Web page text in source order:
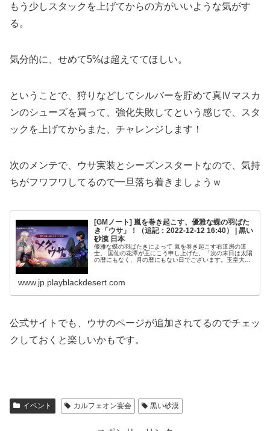
もう少しスタックを上げてからの方がいいような気がす
る。
気分的に、せめて5%は超えててほしい。
ということで、狩りなどしてシルバーを貯めて真Ⅳマスカ
ンのシューズを買って、強化失敗してという感じで、スタ
ックを上げてからまた、チャレンジします！
次のメンテで、ウサ実装とシーズンスタートなので、気持
ちがフワフワしてるので一旦落ち着きましょうｗ
[GMノート] 嵐を巻き起こす、優雅な蝶の羽ばた
き「ウサ」！（追記：2022-12-12 16:40） | 黒い
砂漠 日本
優雅な蝶の羽ばたきによって 嵐を巻き起こす右道房の道
士。 国仙の花潭が王にこう申し上げた。「次の末日は太陽
の暦にもなく、月の暦にもない日でございます。玉皇大帝
www.jp.playblackdesert.com
公式サイトでも、ウサのページが追加されてるのでチェッ
クしておくと楽しいかもです。
イベント カルフェオン宴会 黒い砂漠